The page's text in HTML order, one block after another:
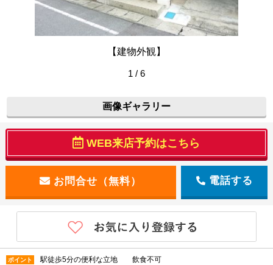
【建物外観】
1 / 6
画像ギャラリー
WEB来店予約はこちら
電話する
ポイント 駅徒歩5分の便利な立地 飲食不可